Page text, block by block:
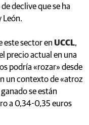
declive que se ha
León.
este sector en UCCL,
precio actual en una
podría «rozar» desde
un contexto de «atroz
se están
a 0,34-0,35 euros